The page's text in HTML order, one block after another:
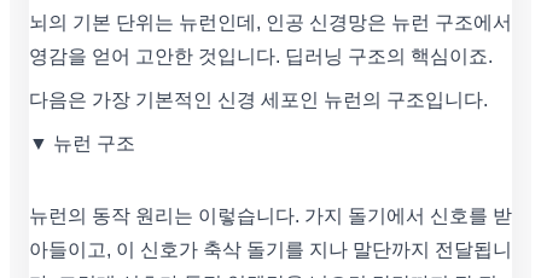
뇌의 기본 단위는 뉴런인데, 인공 신경망은 뉴런 구조에서
영감을 얻어 고안한 것입니다. 딥러닝 구조의 핵심이죠.
다음은 가장 기본적인 신경 세포인 뉴런의 구조입니다.
▼ 뉴런 구조
뉴런의 동작 원리는 이렇습니다. 가지 돌기에서 신호를 받
아들이고, 이 신호가 축삭 돌기를 지나 말단까지 전달됩니